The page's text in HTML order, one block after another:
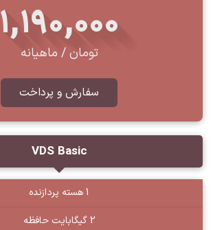
1,190,000
تومان / ماهیانه
سفارش و پرداخت
VDS Basic
1 هسته پردازنده
2 گیگابایت حافظه